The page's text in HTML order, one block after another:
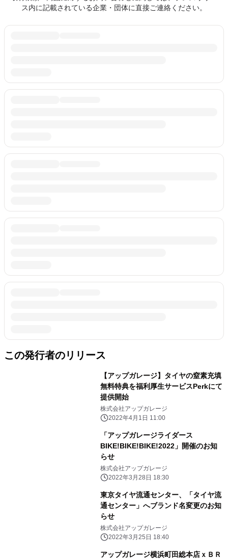
ス内に記載されている企業・団体に直接ご連絡ください。
この発行者のリリース
【アップガレージ】タイヤの窒素充填
無料特典を福利厚生サービスPerkにて
提供開始
株式会社アップガレージ
2022年4月1日 11:00
「アップガレージライダース
BIKE!BIKE!BIKE!2022」開催のお知
らせ
株式会社アップガレージ
2022年3月28日 18:30
東京タイヤ流通センター、「タイヤ流
通センター」へブランド名変更のお知
らせ
株式会社アップガレージ
2022年3月25日 18:40
アップガレージ横浜町田総本店ｘＢＲ